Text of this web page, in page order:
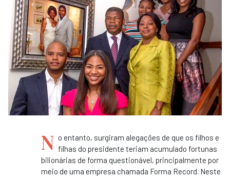
N o entanto, surgiram alegações de que os filhos e
filhas do presidente teriam acumulado fortunas
bilionárias de forma questionável, principalmente por
meio de uma empresa chamada Forma Record. Neste